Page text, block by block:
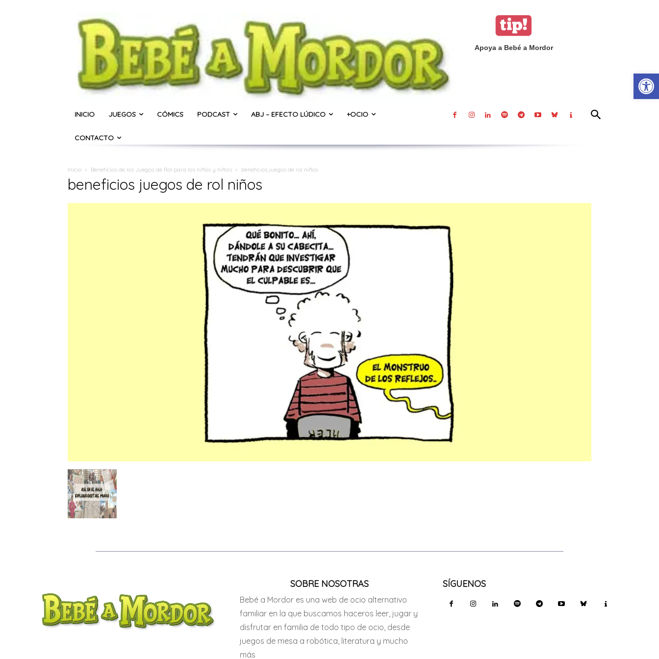
Apoya a Bebé a Mordor
INICIO JUEGOS CÓMICS PODCAST ABJ – EFECTO LÚDICO +OCIO
CONTACTO
Inicio Beneficios de los Juegos de Rol para los niños y niñas beneficios juegos de rol niños
beneficios juegos de rol niños
SOBRE NOSOTRAS
Bebé a Mordor es una web de ocio alternativo
familiar en la que buscamos haceros leer, jugar y
disfrutar en familia de todo tipo de ocio, desde
juegos de mesa a robótica, literatura y mucho
más
SÍGUENOS